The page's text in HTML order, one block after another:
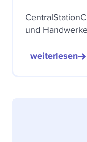
und
weiterlesen